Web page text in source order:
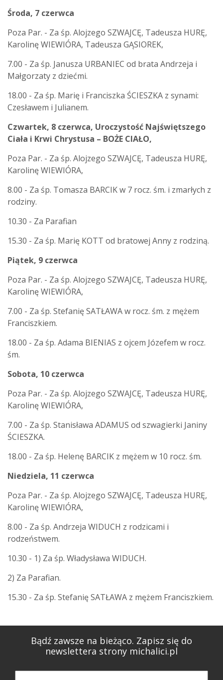
Środa, 7 czerwca
Poza Par. - Za śp. Alojzego SZWAJCĘ, Tadeusza HURĘ,
Karolinę WIEWIÓRA, Tadeusza GĄSIOREK,
7.00 - Za śp. Janusza URBANIEC od brata Andrzeja i
Małgorzaty z dziećmi.
18.00 - Za śp. Marię i Franciszka ŚCIESZKA z synami:
Czesławem i Julianem.
Czwartek, 8 czerwca, Uroczystość Najświętszego
Ciała i Krwi Chrystusa – BOŻE CIAŁO,
Poza Par. - Za śp. Alojzego SZWAJCĘ, Tadeusza HURĘ,
Karolinę WIEWIÓRA,
8.00 - Za śp. Tomasza BARCIK w 7 rocz. śm. i zmarłych z
rodziny.
10.30 - Za Parafian
15.30 - Za śp. Marię KOTT od bratowej Anny z rodziną.
Piątek, 9 czerwca
Poza Par. - Za śp. Alojzego SZWAJCĘ, Tadeusza HURĘ,
Karolinę WIEWIÓRA,
7.00 - Za śp. Stefanię SATŁAWA w rocz. śm. z mężem
Franciszkiem.
18.00 - Za śp. Adama BIENIAS z ojcem Józefem w rocz.
śm.
Sobota, 10 czerwca
Poza Par. - Za śp. Alojzego SZWAJCĘ, Tadeusza HURĘ,
Karolinę WIEWIÓRA,
7.00 - Za śp. Stanisława ADAMUS od szwagierki Janiny
ŚCIESZKA.
18.00 - Za śp. Helenę BARCIK z mężem w 10 rocz. śm.
Niedziela, 11 czerwca
Poza Par. - Za śp. Alojzego SZWAJCĘ, Tadeusza HURĘ,
Karolinę WIEWIÓRA,
8.00 - Za śp. Andrzeja WIDUCH z rodzicami i
rodzeństwem.
10.30 - 1) Za śp. Władysława WIDUCH.
2) Za Parafian.
15.30 - Za śp. Stefanię SATŁAWA z mężem Franciszkiem.
Bądź zawsze na bieżąco. Zapisz się do
newslettera strony michalici.pl